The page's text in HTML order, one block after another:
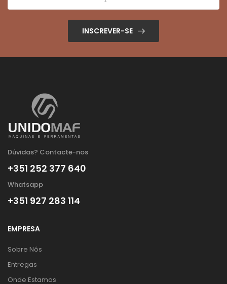
INSCREVER-SE
Dúvidas? Contacte-nos
+351 252 377 640
Whatsapp
+351 927 283 114
EMPRESA
Sobre Nós
Entregas
Onde Estamos